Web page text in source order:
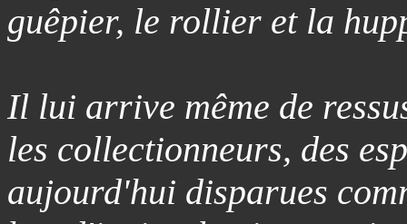
guêpier, le rollier et la
Il lui arrive même de
les collectionneurs, des
aujourd'hui disparues